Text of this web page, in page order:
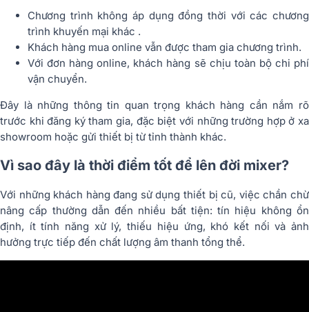
Chương trình không áp dụng đồng thời với các chương
trình khuyến mại khác .
Khách hàng mua online vẫn được tham gia chương trình.
Với đơn hàng online, khách hàng sẽ chịu toàn bộ chi phí
vận chuyển.
Đây là những thông tin quan trọng khách hàng cần nắm rõ
trước khi đăng ký tham gia, đặc biệt với những trường hợp ở xa
showroom hoặc gửi thiết bị từ tỉnh thành khác.
Vì sao đây là thời điểm tốt để lên đời mixer?
Với những khách hàng đang sử dụng thiết bị cũ, việc chần chừ
nâng cấp thường dẫn đến nhiều bất tiện: tín hiệu không ổn
định, ít tính năng xử lý, thiếu hiệu ứng, khó kết nối và ảnh
hưởng trực tiếp đến chất lượng âm thanh tổng thể.